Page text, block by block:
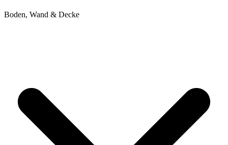
Boden, Wand & Decke